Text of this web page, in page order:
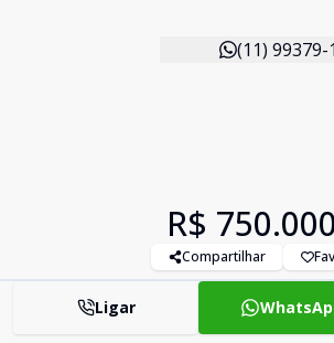
(11) 99379-
R$
Compartilhar
Ligar